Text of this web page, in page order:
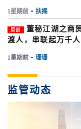
1星期前 • 扶摇
原创
董秘江湖之商
渡人，串联起万千
1星期前 • 珊珊
监管动态